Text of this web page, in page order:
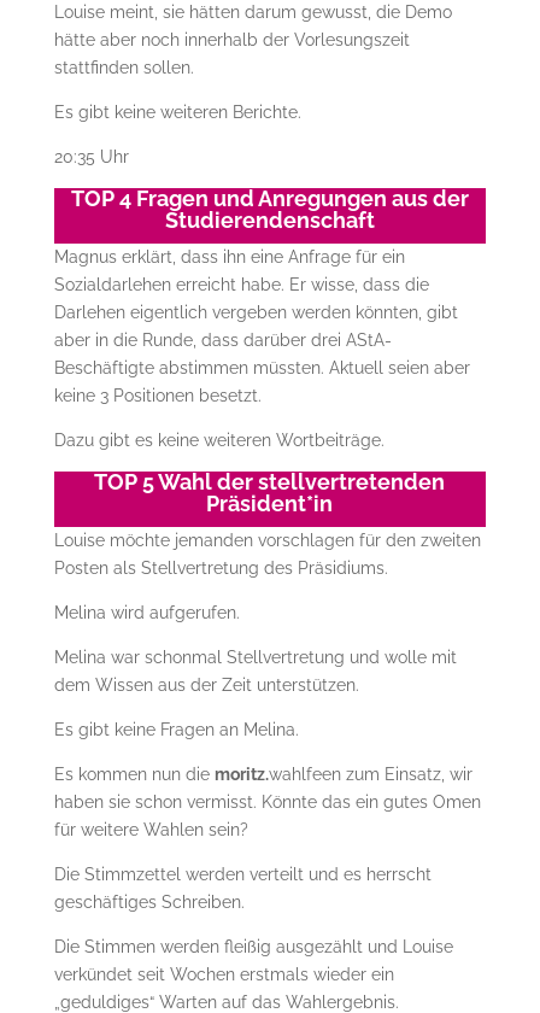
Louise meint, sie hätten darum gewusst, die Demo
hätte aber noch innerhalb der Vorlesungszeit
stattfinden sollen.
Es gibt keine weiteren Berichte.
20:35 Uhr
TOP 4 Fragen und Anregungen aus der
Studierendenschaft
Magnus erklärt, dass ihn eine Anfrage für ein
Sozialdarlehen erreicht habe. Er wisse, dass die
Darlehen eigentlich vergeben werden könnten, gibt
aber in die Runde, dass darüber drei AStA-
Beschäftigte abstimmen müssten. Aktuell seien aber
keine 3 Positionen besetzt.
Dazu gibt es keine weiteren Wortbeiträge.
TOP 5 Wahl der stellvertretenden
Präsident*in
Louise möchte jemanden vorschlagen für den zweiten
Posten als Stellvertretung des Präsidiums.
Melina wird aufgerufen.
Melina war schonmal Stellvertretung und wolle mit
dem Wissen aus der Zeit unterstützen.
Es gibt keine Fragen an Melina.
Es kommen nun die moritz.wahlfeen zum Einsatz, wir
haben sie schon vermisst. Könnte das ein gutes Omen
für weitere Wahlen sein?
Die Stimmzettel werden verteilt und es herrscht
geschäftiges Schreiben.
Die Stimmen werden fleißig ausgezählt und Louise
verkündet seit Wochen erstmals wieder ein
„geduldiges“ Warten auf das Wahlergebnis.